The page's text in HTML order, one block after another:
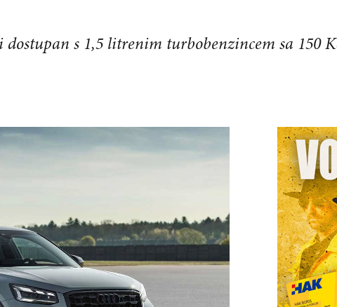
s 1,5 litrenim turbobenzincem sa 150